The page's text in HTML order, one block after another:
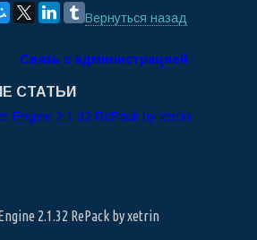
Вернуться назад
Связь с администрацией
СТАТЬИ
2.1.32 RePack by xetrin